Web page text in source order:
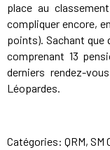
place au
compliquer encore,
points). Sachant que
comprenant 13
derniers rendez-
Léopardes.
Catégories: QRM, SM